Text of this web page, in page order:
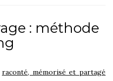
: méthode
raconté, mémorisé et partagé